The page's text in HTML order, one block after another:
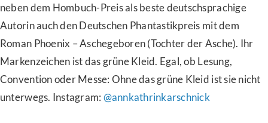
neben dem Hombuch-Preis als beste deutschsprachige
Autorin auch den Deutschen Phantastikpreis mit dem
Roman Phoenix – Aschegeboren (Tochter der Asche). Ihr
Markenzeichen ist das grüne Kleid. Egal, ob Lesung,
Convention oder Messe: Ohne das grüne Kleid ist sie nicht
unterwegs. Instagram: @annkathrinkarschnick